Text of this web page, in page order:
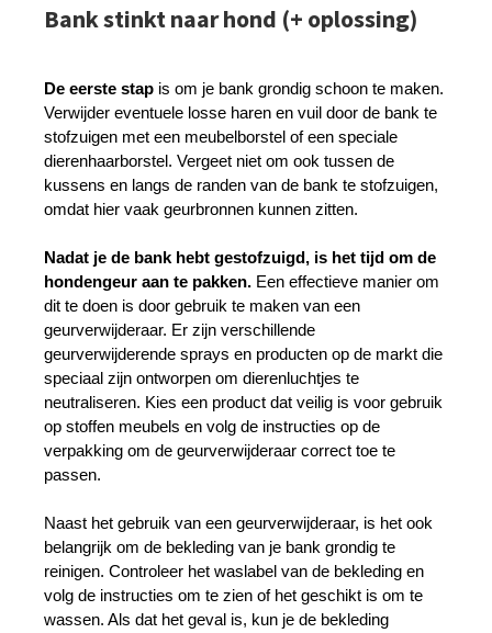
Bank stinkt naar hond (+ oplossing)
De eerste stap is om je bank grondig schoon te maken.
Verwijder eventuele losse haren en vuil door de bank te
stofzuigen met een meubelborstel of een speciale
dierenhaarborstel. Vergeet niet om ook tussen de
kussens en langs de randen van de bank te stofzuigen,
omdat hier vaak geurbronnen kunnen zitten.
Nadat je de bank hebt gestofzuigd, is het tijd om de
hondengeur aan te pakken. Een effectieve manier om
dit te doen is door gebruik te maken van een
geurverwijderaar. Er zijn verschillende
geurverwijderende sprays en producten op de markt die
speciaal zijn ontworpen om dierenluchtjes te
neutraliseren. Kies een product dat veilig is voor gebruik
op stoffen meubels en volg de instructies op de
verpakking om de geurverwijderaar correct toe te
passen.
Naast het gebruik van een geurverwijderaar, is het ook
belangrijk om de bekleding van je bank grondig te
reinigen. Controleer het waslabel van de bekleding en
volg de instructies om te zien of het geschikt is om te
wassen. Als dat het geval is, kun je de bekleding